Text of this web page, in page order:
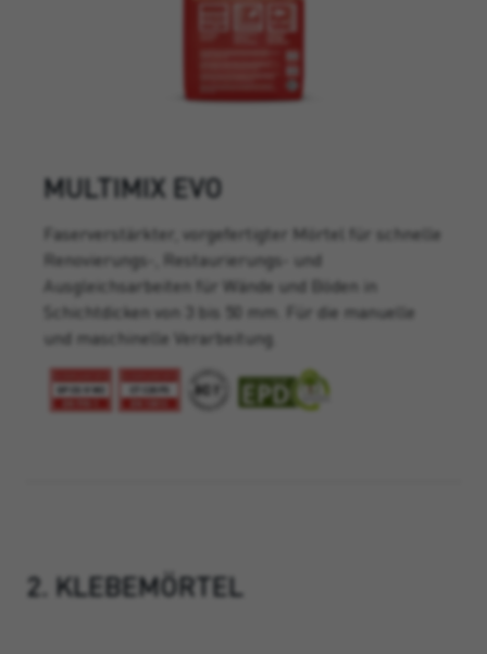
MULTIMIX EVO
Faserverstärkter, vorgefertigter Mörtel für schnelle
Renovierungs-, Restaurierungs- und
Ausgleichsarbeiten für Wände und Böden in
Schichtdicken von 3 bis 50 mm. Für die manuelle
und maschinelle Verarbeitung.
2. KLEBEMÖRTEL